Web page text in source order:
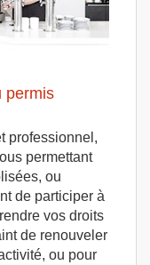
permis
professionnel,
permettant
ou
de participer à
vos droits
de renouveler
ou pour